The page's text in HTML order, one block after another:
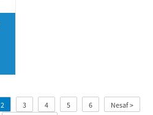
2 3 4 5 6
Nesaf >